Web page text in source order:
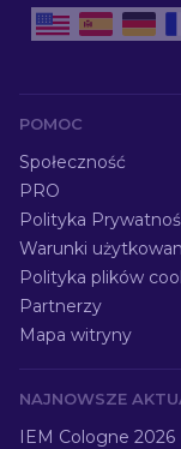
POMOC
Społeczność
PRO
Polityka
Warunki
Polityka plików
Partnerzy
Mapa witryny
NAJNOWSZE
IEM Cologne 2026